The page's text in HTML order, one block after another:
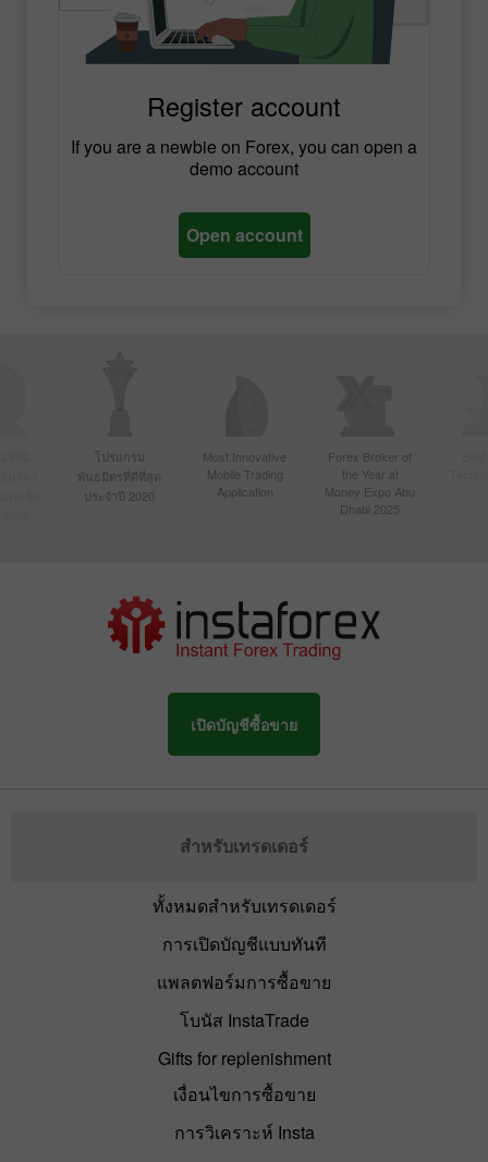
Register account
If you are a newbie on Forex, you can open a
demo account
Open account
โปรแกรม
พันธมิตรที่ดีที่สุด
ประจำปี 2020
Most Innovative
Mobile Trading
Application
Forex Broker of
the Year at
Money Expo Abu
Dhabi 2025
เปิดบัญชีซื้อขาย
สำหรับเทรดเดอร์
ทั้งหมดสำหรับเทรดเดอร์
การเปิดบัญชีแบบทันที
แพลตฟอร์มการซื้อขาย
โบนัส InstaTrade
Gifts for replenishment
เงื่อนไขการซื้อขาย
การวิเคราะห์ Insta